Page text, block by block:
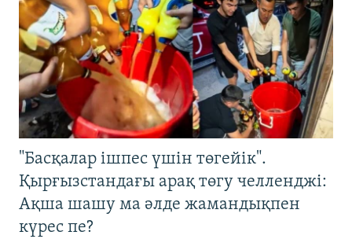
"Басқалар ішпес үшін төгейік".
Қырғызстандағы арақ төгу челленджі:
Ақша шашу ма әлде жамандықпен
күрес пе?